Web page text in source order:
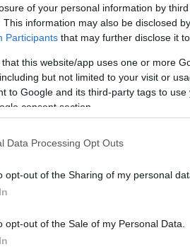
of your personal information by
This information may also be disclosed
Participants that may further disclose it
that this website/app uses one or more
but not limited to your visit or
to Google and its third-party tags to
consent section.
Data Processing Opt Outs
opt-out of the Sharing of my personal
opt-out of the Sale of my Personal Data.